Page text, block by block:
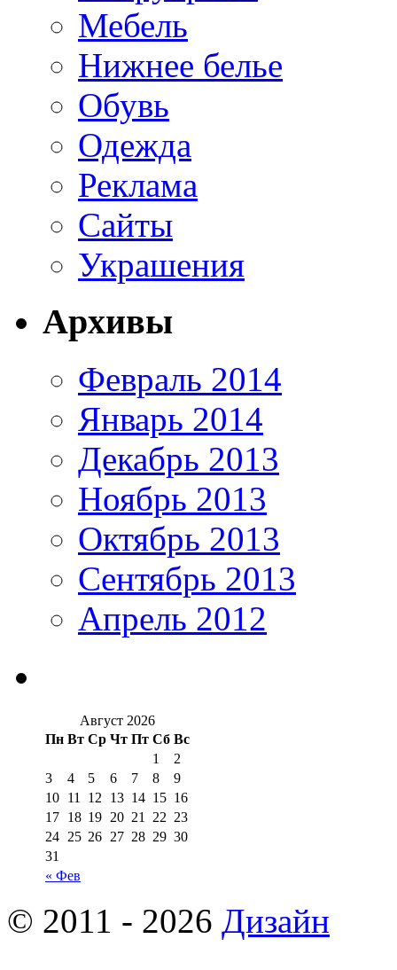
Мебель
Нижнее белье
Обувь
Одежда
Реклама
Сайты
Украшения
Архивы
Февраль 2014
Январь 2014
Декабрь 2013
Ноябрь 2013
Октябрь 2013
Сентябрь 2013
Апрель 2012
Август 2026
Пн Вт Ср Чт Пт Сб Вс
« Фев
1
2
3
4 5 6 7 8
9
10 11 12 13 14 15 16
17 18 19 20 21 22 23
24 25 26 27 28 29 30
31
© 2011 - 2026 Дизайн